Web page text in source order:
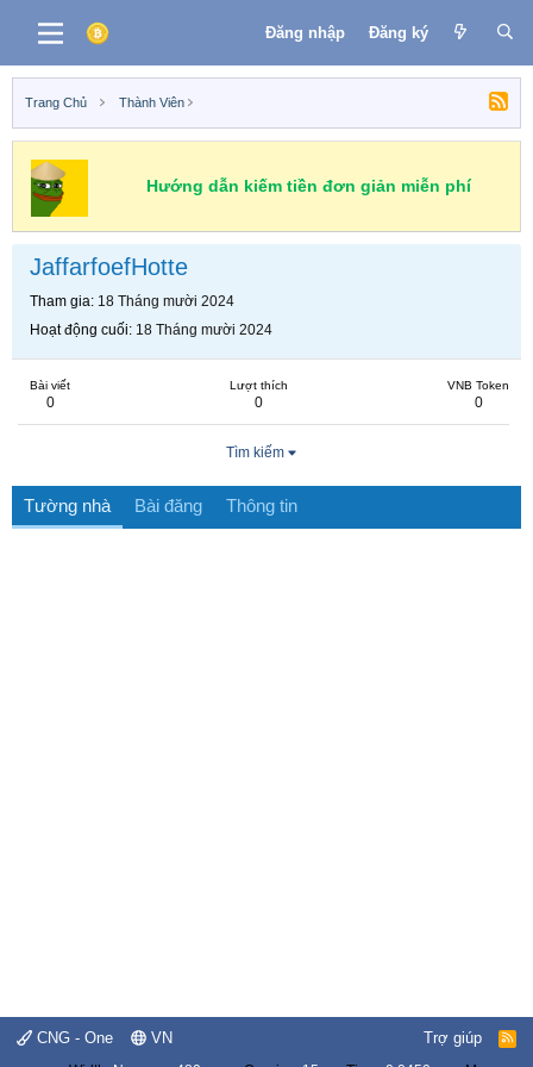
Đăng nhập Đăng ký
Trang Chủ Thành Viên
Hướng dẫn kiếm tiền đơn giản miễn phí
JaffarfoefHotte
Tham gia 18 Tháng mười 2024
Hoạt động cuối 18 Tháng mười 2024
Bài viết
0
Lượt thích
0
VNB Token
0
Tìm kiếm
Tường nhà Bài đăng Thông tin
CNG - One VN Trợ giúp
R